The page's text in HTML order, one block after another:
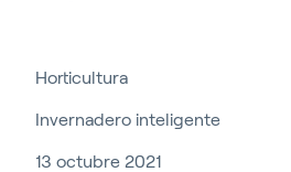
Horticultura
Invernadero inteligente
13 octubre 2021